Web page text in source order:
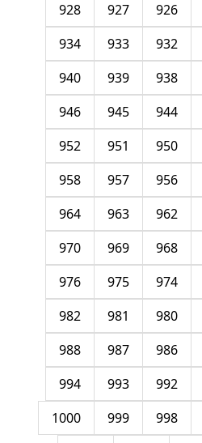
926
927
928
932
933
934
938
939
940
944
945
946
950
951
952
956
957
958
962
963
964
968
969
970
974
975
976
980
981
982
986
987
988
992
993
994
998
999
1000